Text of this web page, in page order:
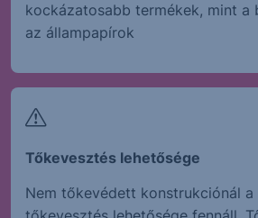
kockázatosabb termékek, mint a
az állampapírok
Tőkevesztés lehetősége
Nem tőkevédett konstrukciónál a